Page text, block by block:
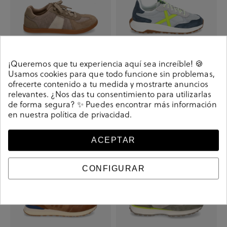
Deportivos Skechers 210960 en topo
27,90 € 59,90 €
Deportivos MUNICH BABEL en jeans
48,90 € 85,00 €
+ Más colores
¡Queremos que tu experiencia aquí sea increíble! 🍪
Usamos cookies para que todo funcione sin problemas,
ofrecerte contenido a tu medida y mostrarte anuncios
relevantes. ¿Nos das tu consentimiento para utilizarlas
de forma segura? ✨ Puedes encontrar más información
en nuestra política de privacidad.
ACEPTAR
CONFIGURAR